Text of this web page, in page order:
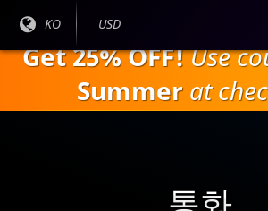
내
으
현재
:
KO
현재
USD
Get 25% OFF!Use
Summer at